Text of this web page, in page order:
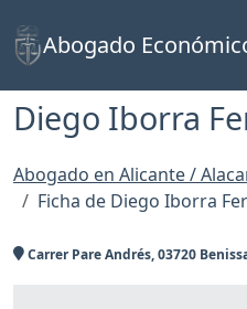
Abogado
Diego Iborra
Abogado en Alicante /
Ficha de Diego Iborra
Carrer Pare Andrés, 03720